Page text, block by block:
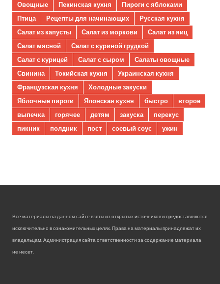
Овощные
Пекинская кухня
Пироги с яблоками
Птица
Рецепты для начинающих
Русская кухня
Салат из капусты
Салат из моркови
Салат из яиц
Салат мясной
Салат с куриной грудкой
Салат с курицей
Салат с сыром
Салаты овощные
Свинина
Токийская кухня
Украинская кухня
Французская кухня
Холодные закуски
Яблочные пироги
Японская кухня быстро
второе
выпечка
горячее детям закуска
перекус
пикник
полдник пост соевый соус ужин
Все материалы на данном сайте взяты из открытых источников и предоставляются
исключительно в ознакомительных целях. Права на материалы принадлежат их
владельцам. Администрация сайта ответственности за содержание материала
не несет.